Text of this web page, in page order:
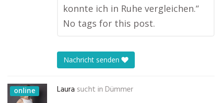
konnte ich in Ruhe vergleichen.“
No tags for this post.
Nachricht senden
online Laura sucht in Dümmer